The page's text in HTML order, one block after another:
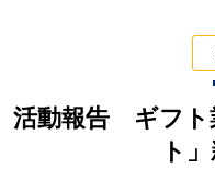
活動報告 ギフト
ト